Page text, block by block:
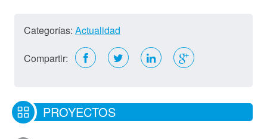
Categorías: Actualidad
Compartir:
PROYECTOS